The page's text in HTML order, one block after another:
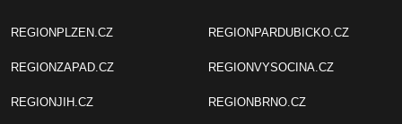
REGIONPLZEN.CZ
REGIONZAPAD.CZ
REGIONJIH.CZ
REGIONPARDUBICKO.CZ
REGIONVYSOCINA.CZ
REGIONBRNO.CZ